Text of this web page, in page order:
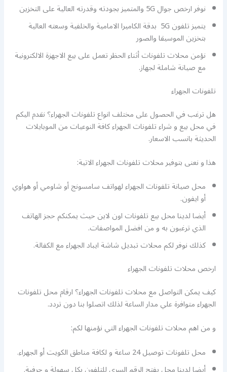
نوفر ارخص جوال 5G والمتميز بجودته وقدرته العالية على التخزين
يتميز تلفون 5G بدقة الكاميرا الامامية والخلفية وسعته العالية
بتخزين الموسيقا والصور
نؤمن محلات تلفونات أثناء الحظر تعمل على بيع الاجهزة الالكترونية
مع صيانة شاملة لجهاز.
تلفونات الجهراء
هل ترغب في الحصول على مختلف انواع تلفونات الجهراء؟ نقدم اليكم
في محل بيع و شراء تلفونات الجهراء كافة النوعيات من الموبايلات
الحديثة بانسب الاسعار.
هذا و نعنى بتوفير محلات تلفونات الجهراء الاتية:
محل صيانة تلفونات الجهراء لهواتف سامسونج أو شاومي أو هواوي
أو ايفون.
أيضا لدينا محل بيع تلفونات اون لاين حيث يمكنكم حجز الهاتف
الذي ترغبون به و من افضل المواصفات.
كذلك نوفر لكم محلات تبديل شاشة ايباد الجهراء مع الكفالة.
ارخص محلات تلفونات الجهراء
كيف يمكن التواصل مع محلات تلفونات الجهراء؟ ارقام محل تلفونات
الجهراء متوافرة علي مدار الساعة لذلك اتصلوا بنا دون تردد.
و من اهم محلات تلفونات الجهراء التي نؤمنها لكم:
محل تلفونات توصيل 24 ساعة و لكافة مناطق الكويت أو الجهراء.